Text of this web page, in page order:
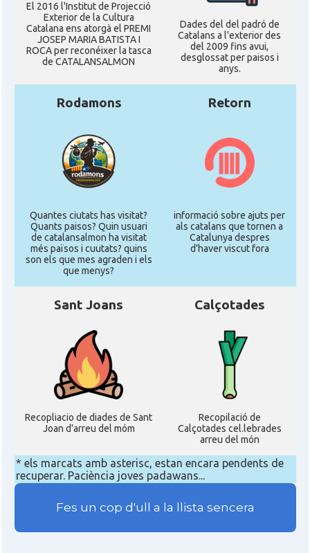
El 2016 l'Institut de Projecció
Exterior de la Cultura
Catalana ens atorgà el PREMI
JOSEP MARIA BATISTA I
ROCA per reconéixer la tasca
de CATALANSALMON
Dades del del padró de
Catalans a l'exterior des
del 2009 fins avui,
desglossat per paisos i
anys.
Rodamons
Quantes ciutats has visitat?
Quants paisos? Quin usuari
de catalansalmon ha visitat
més països i cuutats? quins
son els que mes agraden i els
que menys?
Retorn
informació sobre ajuts per
als catalans que tornen a
Catalunya despres
d'haver viscut fora
Sant Joans
Recopliacio de diades de Sant
Joan d'arreu del móm
Calçotades
Recopilació de
Calçotades cel.lebrades
arreu del món
* els marcats amb asterisc, estan encara pendents de
recuperar. Paciència joves padawans...
Fes un cop d'ull a la llista sencera